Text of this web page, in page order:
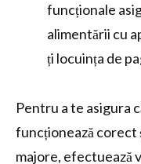
funcționale
alimentării cu
ți locuința de
Pentru a te asigura
funcționează corect
majore, efectuează